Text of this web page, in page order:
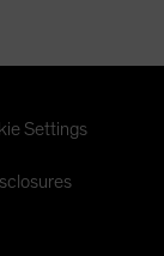
Settings